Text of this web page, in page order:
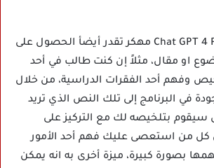
من خلال برنامج Chat GPT 4 Pro مهكر تقدر أيضأ الحصول على
او مقال، مثلاً إن كنت طالب في أحد
وفهم أحد الفقرات الدراسية، من خلال
في البرنامج إلى تلك النص الذي تريد
سيقوم بتلخيصه لك مع التركيز على
كل من استعصى عليك فهم أحد الأمور
بصورة كبيرة، ميزة أخرى به انه يمكن